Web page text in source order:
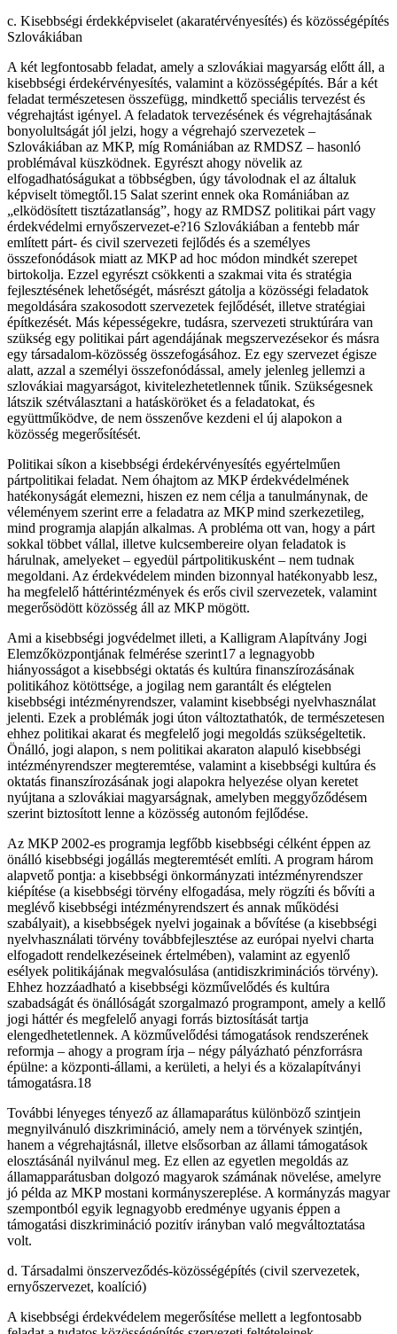
c. Kisebbségi érdekképviselet (akaratérvényesítés) és közösségépítés
Szlovákiában
A két legfontosabb feladat, amely a szlovákiai magyarság előtt áll, a
kisebbségi érdekérvényesítés, valamint a közösségépítés. Bár a két
feladat természetesen összefügg, mindkettő speciális tervezést és
végrehajtást igényel. A feladatok tervezésének és végrehajtásának
bonyolultságát jól jelzi, hogy a végrehajó szervezetek –
Szlovákiában az MKP, míg Romániában az RMDSZ – hasonló
problémával küszködnek. Egyrészt ahogy növelik az
elfogadhatóságukat a többségben, úgy távolodnak el az általuk
képviselt tömegtől.15 Salat szerint ennek oka Romániában az
„elködösített tisztázatlanság”, hogy az RMDSZ politikai párt vagy
érdekvédelmi ernyőszervezet-e?16 Szlovákiában a fentebb már
említett párt- és civil szervezeti fejlődés és a személyes
összefonódások miatt az MKP ad hoc módon mindkét szerepet
birtokolja. Ezzel egyrészt csökkenti a szakmai vita és stratégia
fejlesztésének lehetőségét, másrészt gátolja a közösségi feladatok
megoldására szakosodott szervezetek fejlődését, illetve stratégiai
építkezését. Más képességekre, tudásra, szervezeti struktúrára van
szükség egy politikai párt agendájának megszervezésekor és másra
egy társadalom-közösség összefogásához. Ez egy szervezet égisze
alatt, azzal a személyi összefonódással, amely jelenleg jellemzi a
szlovákiai magyarságot, kivitelezhetetlennek tűnik. Szükségesnek
látszik szétválasztani a hatásköröket és a feladatokat, és
együttműködve, de nem összenőve kezdeni el új alapokon a
közösség megerősítését.
Politikai síkon a kisebbségi érdekérvényesítés egyértelműen
pártpolitikai feladat. Nem óhajtom az MKP érdekvédelmének
hatékonyságát elemezni, hiszen ez nem célja a tanulmánynak, de
véleményem szerint erre a feladatra az MKP mind szerkezetileg,
mind programja alapján alkalmas. A probléma ott van, hogy a párt
sokkal többet vállal, illetve kulcsembereire olyan feladatok is
hárulnak, amelyeket – egyedül pártpolitikusként – nem tudnak
megoldani. Az érdekvédelem minden bizonnyal hatékonyabb lesz,
ha megfelelő háttérintézmények és erős civil szervezetek, valamint
megerősödött közösség áll az MKP mögött.
Ami a kisebbségi jogvédelmet illeti, a Kalligram Alapítvány Jogi
Elemzőközpontjának felmérése szerint17 a legnagyobb
hiányosságot a kisebbségi oktatás és kultúra finanszírozásának
politikához kötöttsége, a jogilag nem garantált és elégtelen
kisebbségi intézményrendszer, valamint kisebbségi nyelvhasználat
jelenti. Ezek a problémák jogi úton változtathatók, de természetesen
ehhez politikai akarat és megfelelő jogi megoldás szükségeltetik.
Önálló, jogi alapon, s nem politikai akaraton alapuló kisebbségi
intézményrendszer megteremtése, valamint a kisebbségi kultúra és
oktatás finanszírozásának jogi alapokra helyezése olyan keretet
nyújtana a szlovákiai magyarságnak, amelyben meggyőződésem
szerint biztosított lenne a közösség autonóm fejlődése.
Az MKP 2002-es programja legfőbb kisebbségi célként éppen az
önálló kisebbségi jogállás megteremtését említi. A program három
alapvető pontja: a kisebbségi önkormányzati intézményrendszer
kiépítése (a kisebbségi törvény elfogadása, mely rögzíti és bővíti a
meglévő kisebbségi intézményrendszert és annak működési
szabályait), a kisebbségek nyelvi jogainak a bővítése (a kisebbségi
nyelvhasználati törvény továbbfejlesztése az európai nyelvi charta
elfogadott rendelkezéseinek értelmében), valamint az egyenlő
esélyek politikájának megvalósulása (antidiszkriminációs törvény).
Ehhez hozzáadható a kisebbségi közművelődés és kultúra
szabadságát és önállóságát szorgalmazó programpont, amely a kellő
jogi háttér és megfelelő anyagi forrás biztosítását tartja
elengedhetetlennek. A közművelődési támogatások rendszerének
reformja – ahogy a program írja – négy pályázható pénzforrásra
épülne: a központi-állami, a kerületi, a helyi és a közalapítványi
támogatásra.18
További lényeges tényező az államaparátus különböző szintjein
megnyilvánuló diszkrimináció, amely nem a törvények szintjén,
hanem a végrehajtásnál, illetve elsősorban az állami támogatások
elosztásánál nyilvánul meg. Ez ellen az egyetlen megoldás az
államapparátusban dolgozó magyarok számának növelése, amelyre
jó példa az MKP mostani kormányszereplése. A kormányzás magyar
szempontból egyik legnagyobb eredménye ugyanis éppen a
támogatási diszkrimináció pozitív irányban való megváltoztatása
volt.
d. Társadalmi önszerveződés-közösségépítés (civil szervezetek,
ernyőszervezet, koalíció)
A kisebbségi érdekvédelem megerősítése mellett a legfontosabb